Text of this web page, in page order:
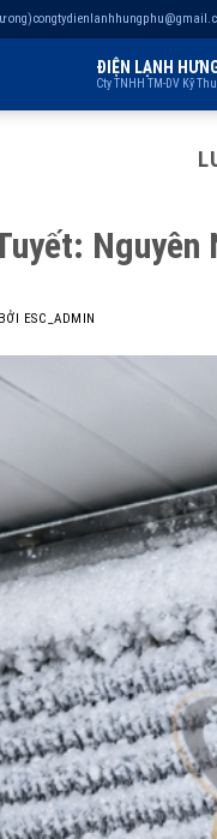
ĐIỆN LẠNH
Cty TNHH TM-DV Kỹ
BỞI ESC_ADMIN